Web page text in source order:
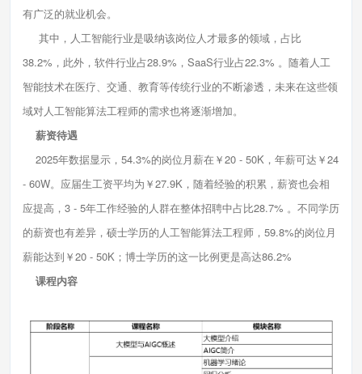
有广泛的就业机会。
其中，人工智能行业是吸纳该岗位人才最多的领域，占比
38.2%，此外，软件行业占28.9%，SaaS行业占22.3% 。随着人工
智能技术在医疗、交通、教育等传统行业的不断渗透，未来在这些领
域对人工智能算法工程师的需求也将逐渐增加。
薪资待遇
2025年数据显示，54.3%的岗位月薪在￥20 - 50K，年薪可达￥24
- 60W。应届生工资平均为￥27.9K，随着经验的积累，薪资也会相
应提高，3 - 5年工作经验的人群在整体招聘中占比28.7% 。不同学历
的薪资也有差异，硕士学历的人工智能算法工程师，59.8%的岗位月
薪能达到￥20 - 50K；博士学历的这一比例更是高达86.2%
课程内容